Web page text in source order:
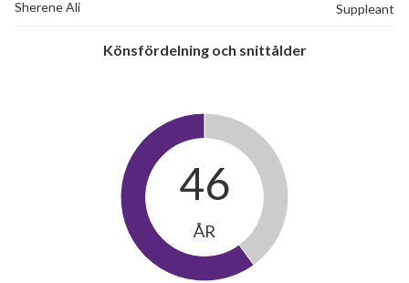
Sherene Ali Suppleant
Könsfördelning och snittålder
46
ÅR